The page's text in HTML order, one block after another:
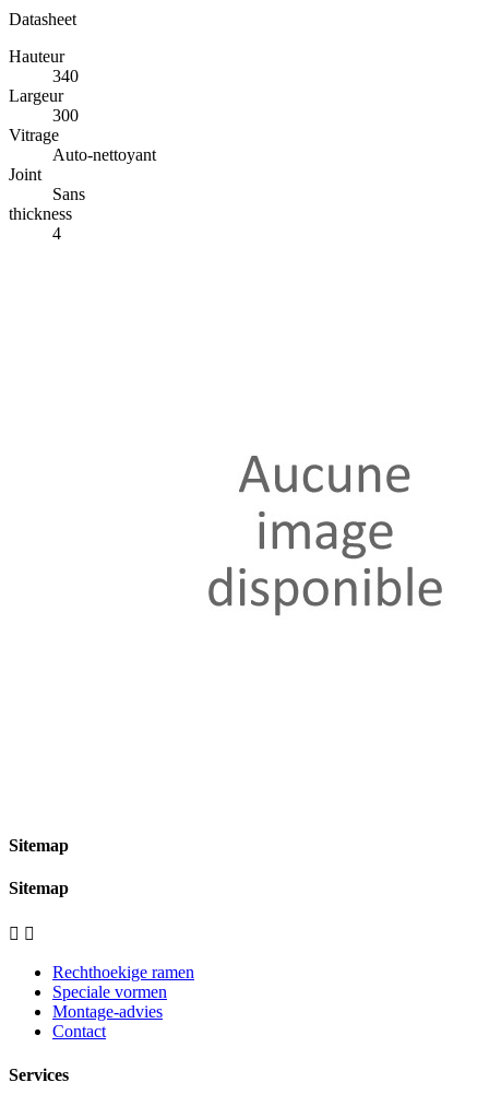
Datasheet
Hauteur
340
Largeur
300
Vitrage
Auto-nettoyant
Joint
Sans
thickness
4
Sitemap
Sitemap
 
Rechthoekige ramen
Speciale vormen
Montage-advies
Contact
Services